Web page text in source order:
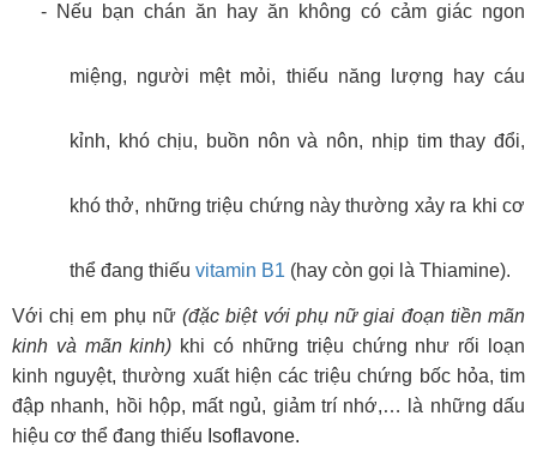
- Nếu bạn chán ăn hay ăn không có cảm giác ngon
miệng, người mệt mỏi, thiếu năng lượng hay cáu
kỉnh, khó chịu, buồn nôn và nôn, nhịp tim thay đổi,
khó thở, những triệu chứng này thường xảy ra khi cơ
thể đang thiếu vitamin B1 (hay còn gọi là Thiamine).
Với chị em phụ nữ(đặc biệt với phụ nữ giai đoạn tiền mãn
kinh và mãn kinh) khi có những triệu chứng như rối loạn
kinh nguyệt, thường xuất hiện các triệu chứng bốc hỏa, tim
đập nhanh, hồi hộp, mất ngủ, giảm trí nhớ,… là những dấu
hiệu cơ thể đang thiếu Isoflavone.